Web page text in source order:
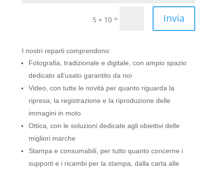
5 + 10 = Invia
I nostri reparti comprendono:
Fotografia, tradizionale e digitale, con ampio spazio
dedicato all’usato garantito da noi
Video, con tutte le novità per quanto riguarda la
ripresa, la registrazione e la riproduzione delle
immagini in moto
Ottica, con le soluzioni dedicate agli obiettivi delle
migliori marche
Stampa e consumabili, per tutto quanto concerne i
supporti e i ricambi per la stampa, dalla carta alle